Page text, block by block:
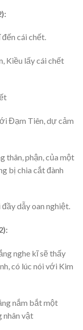
đến cái chết.
Kiều lấy cái chết
Đạm Tiên, dự cảm
thân, phận, của một
bị chia cắt đành
dẫy oan nghiệt.
nghe kĩ sẽ thấy
có lúc nói với Kim
nắm bắt một
nhân vật